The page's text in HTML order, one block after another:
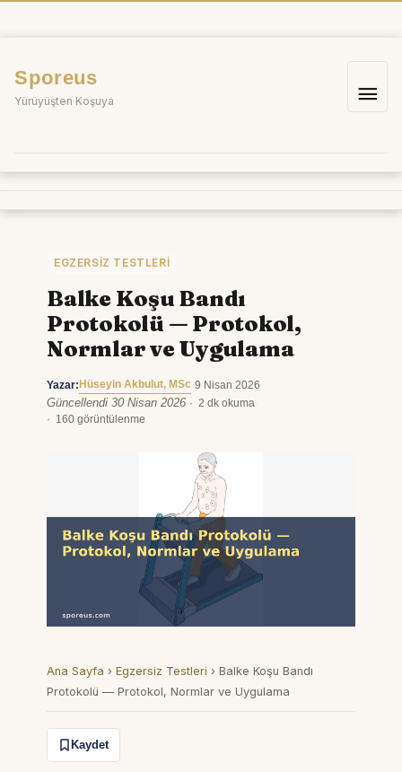
Sporeus
Yürüyüşten Koşuya
Ana
EGZERSIZ TESTLERI
Balke Koşu Bandı
Protokolü — Protokol,
Normlar ve Uygulama
Yazar: Hüseyin Akbulut, MSc 9 Nisan 2026
Güncellendi 30 Nisan 2026 2 dk okuma
160 görüntülenme
Ana Sayfa › Egzersiz Testleri › Balke Koşu Bandı
Protokolü — Protokol, Normlar ve Uygulama
Kaydet